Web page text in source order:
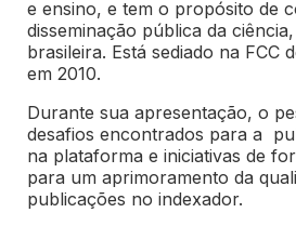
e ensino, e tem o propósito de
disseminação pública da
brasileira. Está sediado na FCC
em 2010.
Durante sua apresentação, o
desafios encontrados para a
na plataforma e iniciativas de
para um aprimoramento da
publicações no indexador.